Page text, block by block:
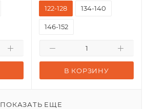
В КОРЗИНУ
122-128 134-140
146-152
ПОКАЗАТЬ ЕЩЕ